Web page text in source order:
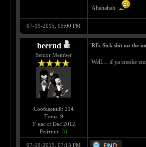
Ahahahah
07-19-2015, 05:00 PM
beernd
Senior Member
Сообщений: 314
Темы: 9
У нас с: Dec 2012
Рейтинг: 51
RE: Sick shit on the
Well.... if ya smoke
07-19-2015, 07:15 PM